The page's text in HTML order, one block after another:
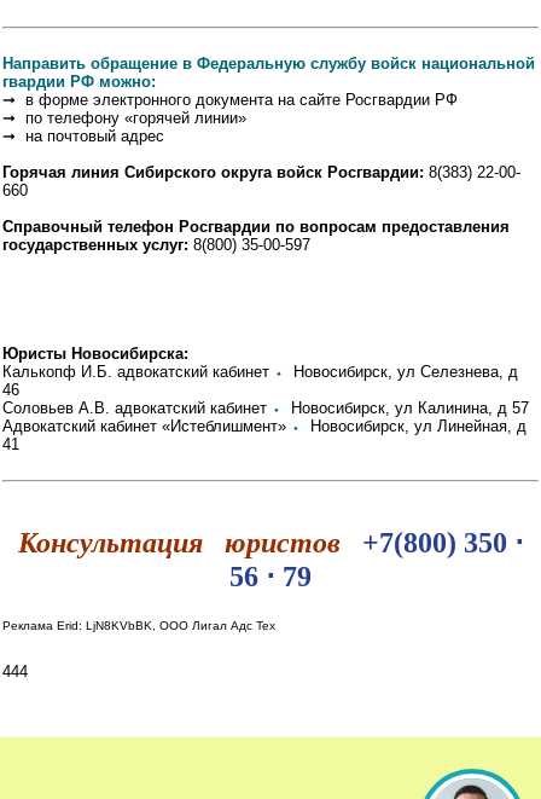
Направить обращение в Федеральную службу войск национальной
гвардии РФ можно:
➞ в форме электронного документа на сайте Росгвардии РФ
➞ по телефону «горячей линии»
➞ на почтовый адрес
Горячая линия Сибирского округа войск Росгвардии: 8(383) 22-00-
660
Справочный телефон Росгвардии по вопросам предоставления
государственных услуг: 8(800) 35-00-597
Юристы Новосибирска:
Калькопф И.Б. адвокатский кабинет ⬩
Новосибирск, ул Селезнева, д
46
Соловьев А.В. адвокатский кабинет ⬩
Новосибирск, ул Калинина, д 57
Адвокатский кабинет «Истеблишмент» ⬩
Новосибирск, ул Линейная, д
41
Консультация юристов
+7(800) 350 ⋅
56 ⋅ 79
Реклама Erid: LjN8KVbBK, ООО Лигал Адс Тех
444